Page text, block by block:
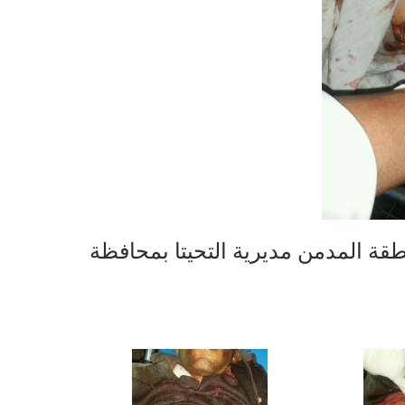
المدمن مديرية التحيتا بمحافظة